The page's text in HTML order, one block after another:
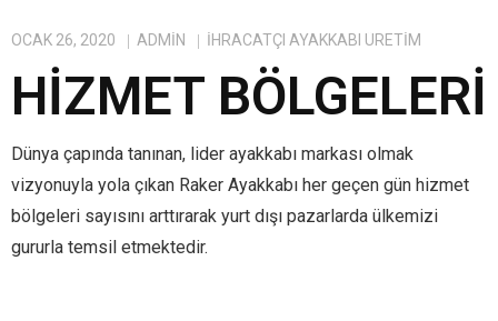
OCAK 26, 2020 ADMIN IHRACATÇI AYAKKABI ÜRETIM
HIZMET BÖLGELERI
Dünya çapında tanınan, lider ayakkabı markası olmak
vizyonuyla yola çıkan Raker Ayakkabı her geçen gün hizmet
bölgeleri sayısını arttırarak yurt dışı pazarlarda ülkemizi
gururla temsil etmektedir.